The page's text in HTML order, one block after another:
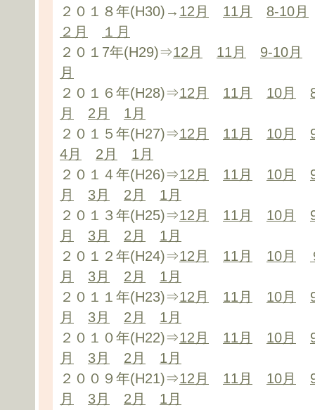
２０１８年(H30)→ 12月 11月
8-10月
２月
１月
２０１7年(H29)⇒12月 11月
9-10月
月
２０１６年(H28)⇒12月 11月 10月
月
2月
1月
２０１５年(H27)⇒12月 11月 10月
4月
2月
1月
２０１４年(H26)⇒12月 11月 10月
月
3月 2月
1月
２０１３年(H25)⇒12月 11月 10月
月
3月 2月
1月
２０１２年(H24)⇒12月 11月 10月
月
3月 2月
1月
２０１１年(H23)⇒12月 11月 10月
月
3月 2月
1月
２０１０年(H22)⇒12月 11月 10月
月
3月 2月
1月
２００９年(H21)⇒12月 11月 10月
月
3月 2月
1月